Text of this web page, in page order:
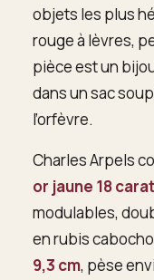
objets les plus
rouge à lèvres,
pièce est un
dans un sac
l’orfèvre.
Charles Arpels
or jaune 18
modulables,
en rubis
9,3 cm, pèse